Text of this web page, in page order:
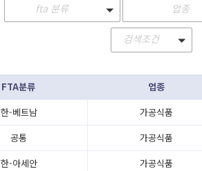
fta 분류 업종
검색조건
FTA분류 업종
한-베트남 가공식품
공통 가공식품
한-아세안 가공식품